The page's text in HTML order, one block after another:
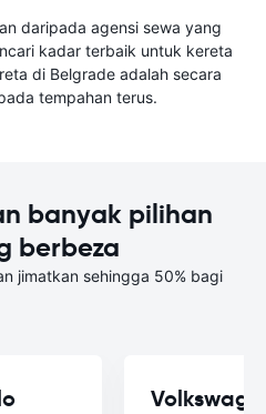
daripada agensi sewa yang
kadar terbaik untuk kereta
di Belgrade adalah secara
tempahan terus.
banyak pilihan
berbeza
jimatkan sehingga 50% bagi